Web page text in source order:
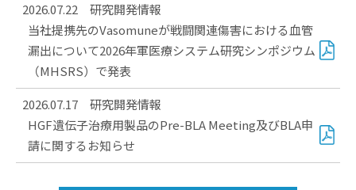
2026.07.22
研究開発情報
当社提携先のVasomuneが戦闘関連傷害における血管
漏出について2026年軍医療システム研究シンポジウム
（MHSRS）で発表
2026.07.17
研究開発情報
HGF遺伝子治療用製品のPre-BLA Meeting及びBLA申
請に関するお知らせ